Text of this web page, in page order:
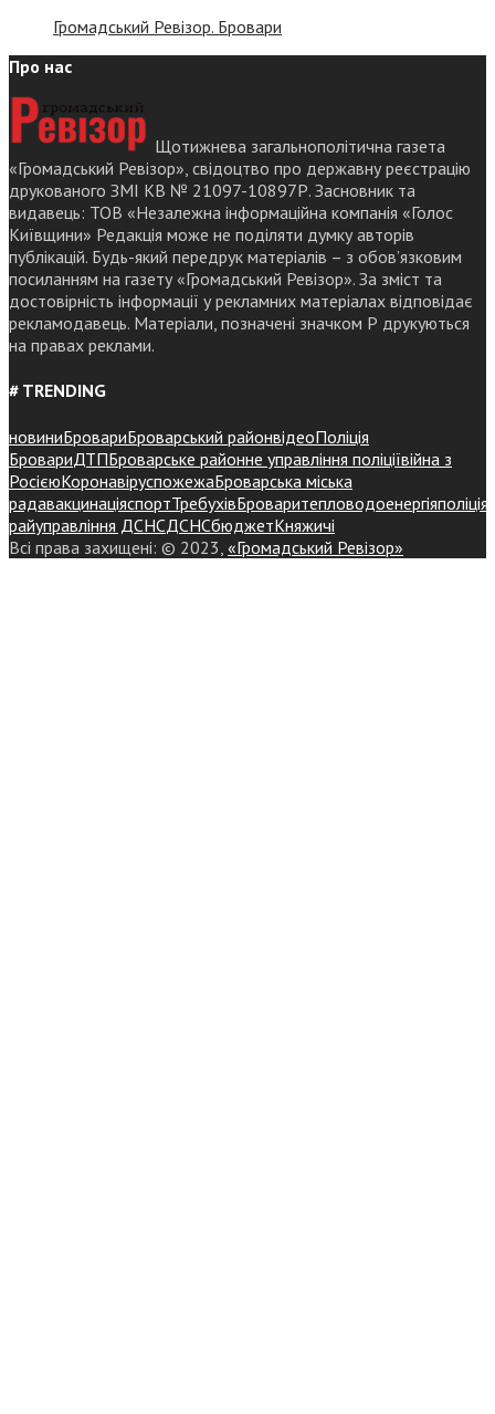
Громадський Ревізор. Бровари
Про нас
Щотижнева загальнополітична газета
«Громадський Ревізор», свідоцтво про державну реєстрацію
друкованого ЗМІ КВ № 21097-10897Р. Засновник та
видавець: ТОВ «Незалежна інформаційна компанія «Голос
Київщини» Редакція може не поділяти думку авторів
публікацій. Будь-який передрук матеріалів – з обов’язковим
посиланням на газету «Громадський Ревізор». За зміст та
достовірність інформації у рекламних матеріалах відповідає
рекламодавець. Матеріали, позначені значком Р друкуються
на правах реклами.
# TRENDING
новиниБровариБроварський районвідеоПоліція
БровариДТПБроварське районне управління поліціївійна з
РосієюКоронавіруспожежаБроварська міська
радавакцинаціяспортТребухівБроваритепловодоенергіяполіція
райуправління ДСНСДСНСбюджетКняжичі
Всі права захищені: © 2023, «Громадський Ревізор»